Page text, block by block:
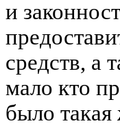
и
средств, а
мало кто
было